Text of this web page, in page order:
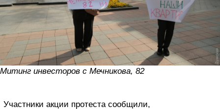
Митинг инвесторов с Мечникова, 82
Участники акции протеста сообщили,